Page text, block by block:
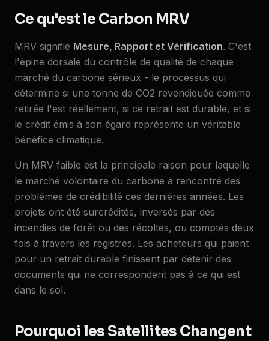
Ce qu'est le Carbon MRV
MRV signifie Mesure, Rapport et Vérification. C'est
l'épine dorsale du contrôle de qualité de chaque
marché du carbone sérieux - le processus qui
détermine si une tonne de CO2 revendiquée comme
retirée l'est réellement, si ce retrait est durable, et si
le crédit émis à son égard représente un véritable
bénéfice climatique.
Un MRV faible est la principale raison pour laquelle
le marché volontaire du carbone a rencontré des
problèmes de crédibilité ces dernières années. Les
projets ont été surcrédités, inversés par des
incendies de forêt ou des récoltes, ou comptés deux
fois à travers les registres. Les acheteurs qui paient
pour un retrait durable finissent par détenir des
documents qui ne correspondent pas à ce qui est
dans le sol.
Pourquoi les Satellites Changent